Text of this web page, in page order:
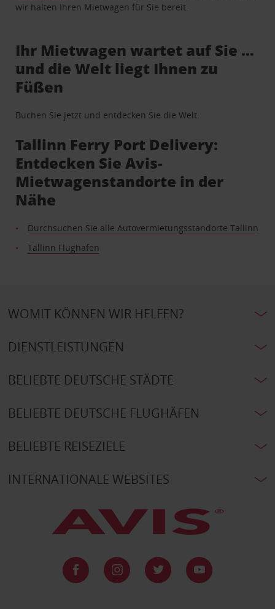
wir halten Ihren Mietwagen für Sie bereit.
Ihr Mietwagen wartet auf Sie …
und die Welt liegt Ihnen zu
Füßen
Buchen Sie jetzt und entdecken Sie die Welt.
Tallinn Ferry Port Delivery:
Entdecken Sie Avis-
Mietwagenstandorte in der
Nähe
Durchsuchen Sie alle Autovermietungsstandorte Tallinn
Tallinn Flughafen
WOMIT KÖNNEN WIR HELFEN?
DIENSTLEISTUNGEN
BELIEBTE DEUTSCHE STÄDTE
BELIEBTE DEUTSCHE FLUGHÄFEN
BELIEBTE REISEZIELE
INTERNATIONALE WEBSITES